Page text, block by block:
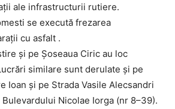
ale infrastructurii rutiere.
se execută frezarea
cu asfalt .
și pe Șoseaua Ciric au loc
similare sunt derulate şi pe
Ioan și pe Strada Vasile Alecsandri
Bulevardului Nicolae Iorga (nr 8–39).